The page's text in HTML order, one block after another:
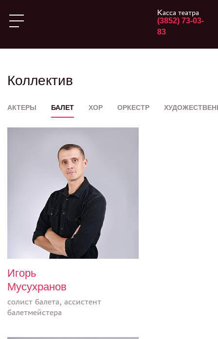
Касса театра
(3852) 73-03-
83
Коллектив
АКТЕРЫ БАЛЕТ ХОР ОРКЕСТР
Игорь
Мусухранов
солист балета, ассистент
балетмейстера